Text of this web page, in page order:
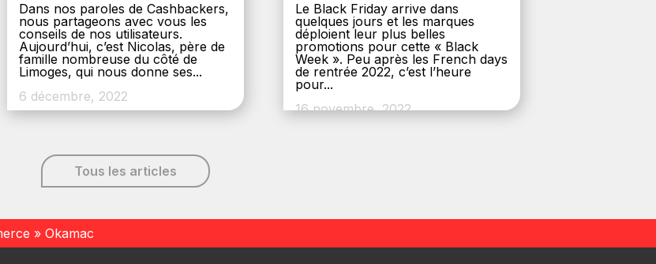
Dans nos paroles de Cashbackers,
nous partageons avec vous les
conseils de nos utilisateurs.
Aujourd’hui, c’est Nicolas, père de
famille nombreuse du côté de
Limoges, qui nous donne ses...
6 décembre, 2022
Le Black Friday arrive dans
quelques jours et les marques
déploient leur plus belles
promotions pour cette « Black
Week ». Peu après les French days
de rentrée 2022, c’est l’heure
pour...
16 novembre, 2022
Tous les articles
» Okamac